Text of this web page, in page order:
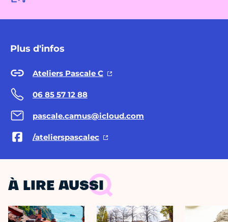
Plus d'infos
Ateliers Pascale C
06 85 57 12 88
pascale.camus@icloud.com
/atelierspascalec
À LIRE AUSSI